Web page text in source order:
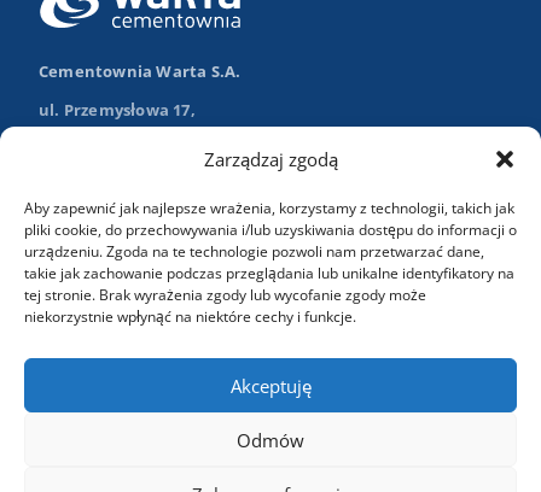
Zarządzaj zgodą
Aby zapewnić jak najlepsze wrażenia, korzystamy z technologii, takich jak
pliki cookie, do przechowywania i/lub uzyskiwania dostępu do informacji o
urządzeniu. Zgoda na te technologie pozwoli nam przetwarzać dane,
takie jak zachowanie podczas przeglądania lub unikalne identyfikatory na
tej stronie. Brak wyrażenia zgody lub wycofanie zgody może
niekorzystnie wpłynąć na niektóre cechy i funkcje.
Akceptuję
Odmów
Cementownia Warta S.A.
ul. Przemysłowa 17,
Nawiguj w Google Maps
+48 (43) 84 13 003
info@wartasa.com.pl